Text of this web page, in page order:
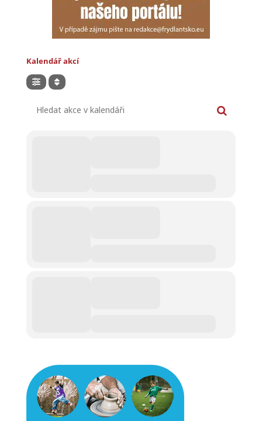
Kalendář akcí